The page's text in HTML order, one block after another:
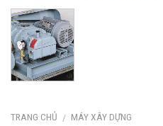
TRANG CHỦ / MÁY XÂY DỰNG